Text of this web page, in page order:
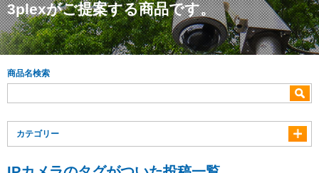
3plexがご提案する商品です。
商品名検索
カテゴリー